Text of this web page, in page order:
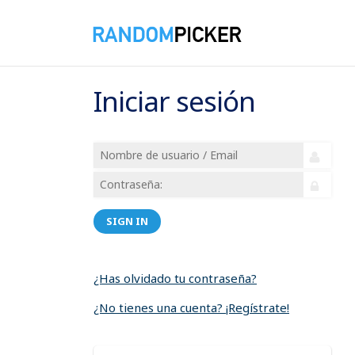
Iniciar sesión
SIGN IN
¿Has olvidado tu contraseña?
¿No tienes una cuenta? ¡Regístrate!